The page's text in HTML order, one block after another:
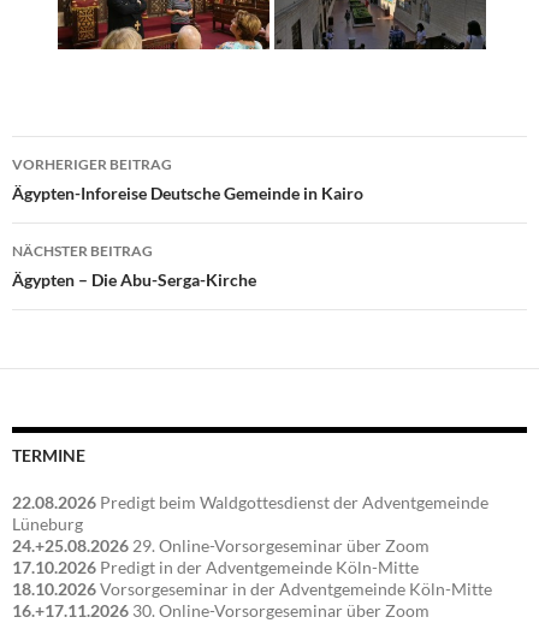
Beitragsnavigation
VORHERIGER BEITRAG
Ägypten-Inforeise Deutsche Gemeinde in Kairo
NÄCHSTER BEITRAG
Ägypten – Die Abu-Serga-Kirche
TERMINE
22.08.2026 Predigt beim Waldgottesdienst der Adventgemeinde
Lüneburg
24.+25.08.2026 29. Online-Vorsorgeseminar über Zoom
17.10.2026 Predigt in der Adventgemeinde Köln-Mitte
18.10.2026Vorsorgeseminar in der Adventgemeinde Köln-Mitte
16.+17.11.2026 30. Online-Vorsorgeseminar über Zoom